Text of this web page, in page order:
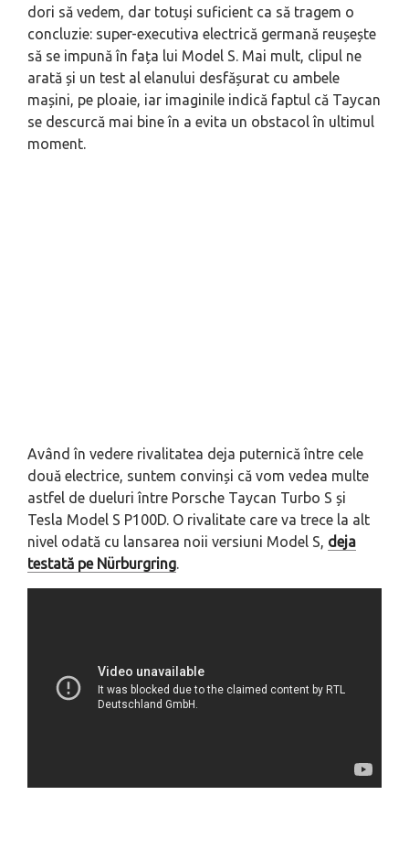
dori să vedem, dar totuși suficient ca să tragem o
concluzie: super-executiva electrică germană reușește
să se impună în fața lui Model S. Mai mult, clipul ne
arată și un test al elanului desfășurat cu ambele
mașini, pe ploaie, iar imaginile indică faptul că Taycan
se descurcă mai bine în a evita un obstacol în ultimul
moment.
Având în vedere rivalitatea deja puternică între cele
două electrice, suntem convinși că vom vedea multe
astfel de dueluri între Porsche Taycan Turbo S și
Tesla Model S P100D. O rivalitate care va trece la alt
nivel odată cu lansarea noii versiuni Model S, deja
testată pe Nürburgring.